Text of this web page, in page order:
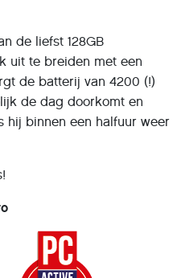
de liefst 128GB
uit te breiden met een
de batterij van 4200 (!)
de dag doorkomt en
hij binnen een halfuur weer